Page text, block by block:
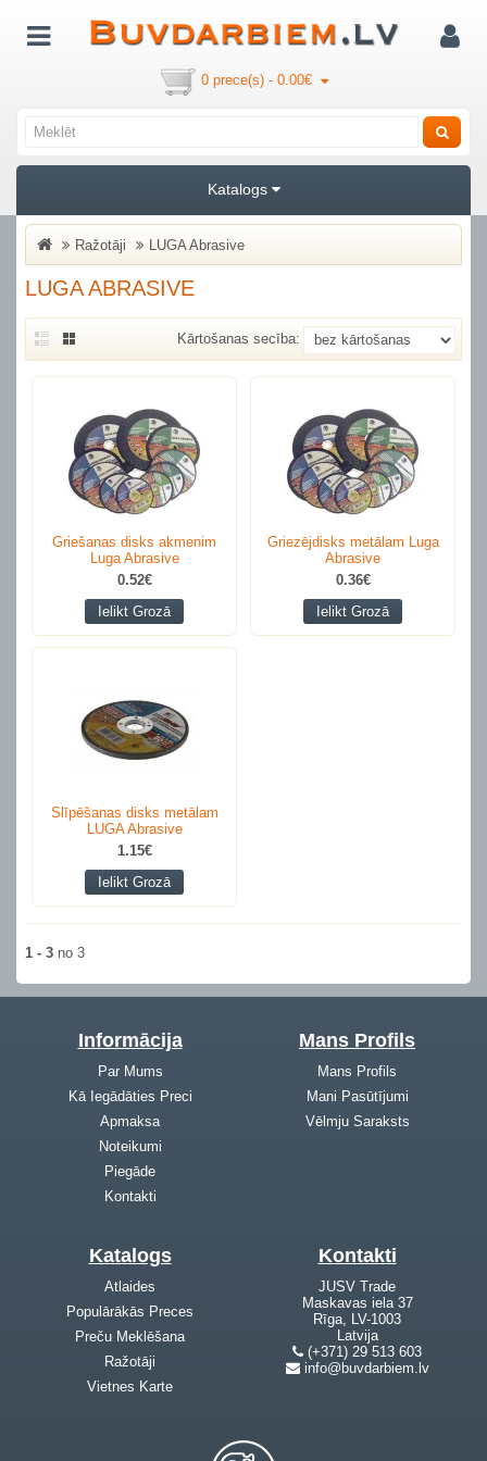
0 prece(s) - 0.00€
Katalogs
Ražotāji LUGA Abrasive
LUGA ABRASIVE
Kārtošanas secība:
Griešanas disks akmenim
Luga Abrasive
0.52€
Ielikt Grozā
Griezējdisks metālam Luga
Abrasive
0.36€
Ielikt Grozā
Slīpēšanas disks metālam
LUGA Abrasive
1.15€
Ielikt Grozā
1 - 3 no 3
Informācija
Par Mums
Kā Iegādāties Preci
Apmaksa
Noteikumi
Piegāde
Kontakti
Mans Profils
Mans Profils
Mani Pasūtījumi
Vēlmju Saraksts
Katalogs
Atlaides
Populārākās Preces
Preču Meklēšana
Ražotāji
Vietnes Karte
Kontakti
JUSV Trade
Maskavas iela 37
Rīga, LV-1003
Latvija
(+371) 29 513 603
info@buvdarbiem.lv